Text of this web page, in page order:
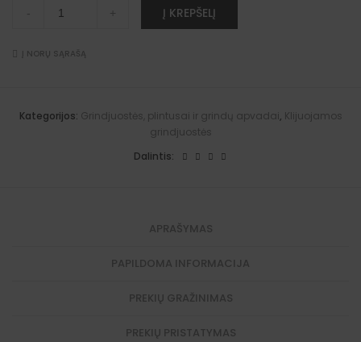
PVC
106
- + Į KREPŠELĮ
Į NORŲ SĄRAŠĄ
Kategorijos: Grindjuostės, plintusai ir grindų apvadai, Klijuojamos
grindjuostės
Dalintis:
APRAŠYMAS
PAPILDOMA INFORMACIJA
PREKIŲ GRAŽINIMAS
PREKIŲ PRISTATYMAS